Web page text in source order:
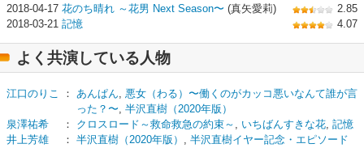
2018-04-17 花のち晴れ ～花男 Next Season〜 (真矢愛莉)
2.85
2018-03-21 記憶 4.07
よく共演している人物
江口のりこ ： あんぱん, 悪女（わる）〜働くのがカッコ悪いなんて誰が言
った？〜, 半沢直樹（2020年版）
泉澤祐希
： クロスロード～救命救急の約束～ , いちばんすきな花, 記憶
井上芳雄
： 半沢直樹（2020年版） , 半沢直樹イヤー記念・エピソード